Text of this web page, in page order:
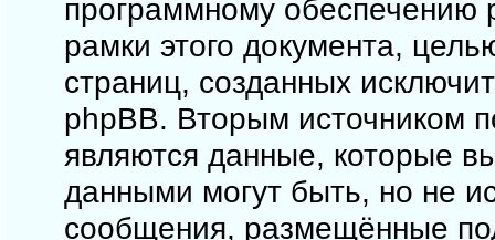
программному обеспечению
рамки этого документа,
страниц, созданных
phpBB. Вторым источником
являются данные, которые
данными могут быть, но не
сообщения, размещённые